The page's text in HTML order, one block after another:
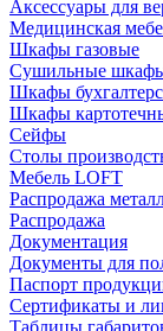
Аксессуары для
Медицинская
Шкафы газовые
Сушильные
Шкафы
Шкафы
Сейфы
Столы
Мебель LOFT
Распродажа
Распродажа
Документация
Документы для
Паспорт
Сертификаты и
Таблицы